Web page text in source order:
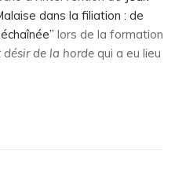
dans la filiation : de
” lors de la formation
de la horde qui a eu lieu